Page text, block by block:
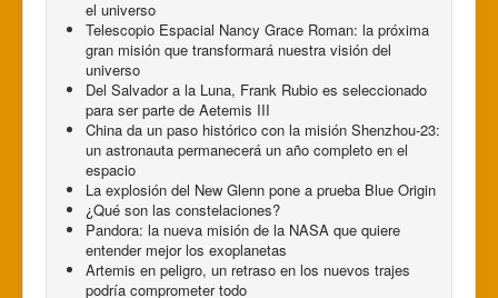
el universo
Telescopio Espacial Nancy Grace Roman: la próxima
gran misión que transformará nuestra visión del
universo
Del Salvador a la Luna, Frank Rubio es seleccionado
para ser parte de Aetemis III
China da un paso histórico con la misión Shenzhou-23:
un astronauta permanecerá un año completo en el
espacio
La explosión del New Glenn pone a prueba Blue Origin
¿Qué son las constelaciones?
Pandora: la nueva misión de la NASA que quiere
entender mejor los exoplanetas
Artemis en peligro, un retraso en los nuevos trajes
podría comprometer todo